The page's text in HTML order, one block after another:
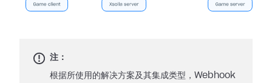
注：
根据所使用的解决方案及其集成类型，Webhook